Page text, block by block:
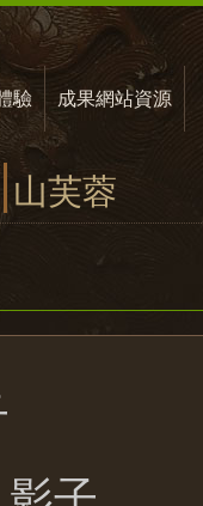
驗 成果網站資源
山芙蓉